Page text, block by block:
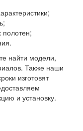
полотен;
найти модели,
Также наши
изготовят
и установку.